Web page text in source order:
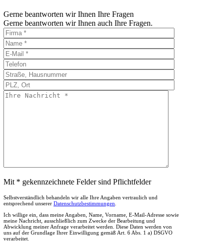
Gerne beantworten wir Ihnen Ihre Fragen
Gerne beantworten wir Ihnen auch Ihre Fragen.
Mit * gekennzeichnete Felder sind Pflichtfelder
Selbstverständlich behandeln wir alle Ihre Angaben vertraulich und
entsprechend unserer Datenschutzbestimmungen
Ich willige ein, dass meine Angaben, Name, Vorname, E-Mail-Adresse sowie
meine Nachricht, ausschließlich zum Zwecke der Bearbeitung und
Abwicklung meiner Anfrage verarbeitet werden. Diese Daten werden von
uns auf der Grundlage Ihrer Einwilligung gemäß Art. 6 Abs. 1 a) DSGVO
verarbeitet.